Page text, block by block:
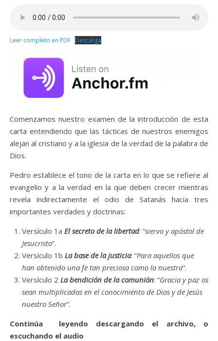
Leer completo en PDF Descarga
Comenzamos nuestro examen de la introducción de esta
carta entendiendo que las tácticas de nuestros enemigos
alejan al cristiano y a la iglesia de la verdad de la palabra de
Dios.
Pedro establece el tono de la carta en lo que se refiere al
evangelio y a la verdad en la que deben crecer mientras
revela indirectamente el odio de Satanás hacia tres
importantes verdades y doctrinas:
Versículo 1a El secreto de lalibertad: “siervo y apóstol de
Jesucristo”.
Versículo 1b La base de lajusticia: “Para aquellos que
han obtenido una fe tan preciosa como la nuestra“.
Versículo 2 La bendición de lacomunión: “Gracia y paz os
sean multiplicadas en el conocimiento de Dios y de Jesús
nuestro Señor”.
Continúa leyendo descargando el archivo, o
escuchando el audio